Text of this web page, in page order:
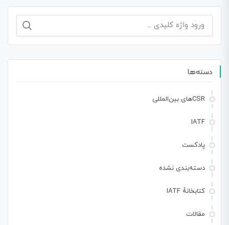
برای:
دسته‌ها
CSRهای بین‌المللی
IATF
پادکست
دسته‌بندی نشده
کتابخانهٔ IATF
مقالات